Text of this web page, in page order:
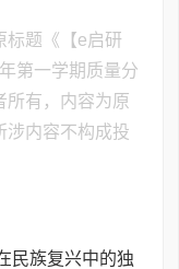
标题《【e启研
第一学期质量分
所有，内容为原
涉内容不构成投
民族复兴中的独